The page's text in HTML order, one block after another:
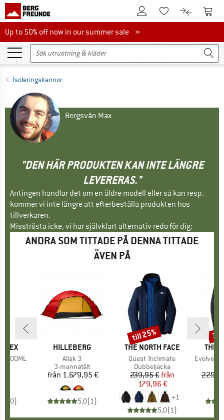
Till kundkontotTill minneslistan.
Till Till
Up to 50% off now in our summer sale
Up to 50% off now in our summer sale »
Isoleringskannor
Bergsvän Max
"DEN HÄR PRODUKTEN KAN INTE LÄNGRE
LEVERERAS."
Antingen handlar det om en äldre modell eller så kan resp.
kommer vi inte längre att efterbeställa produkten hos
tillverkaren.
Misströsta icke, vi har självklart alternativ redo för dig:
ANDRA SOM TITTADE PÅ DENNA TITTADE
ÄVEN PÅ
500ML
0)
VARUMÄRKE
HILLEBERG
Produkter
Allak 3
Produktgrupp
3-mannatält
Pris
från 1.679,95 €
5,0(1)
VARUMÄRKE
THE NORTH FACE
Produkter
Quest Triclimate
Produktgrupp
Dubbeljacka
Pris
239,95 €Reducerat pris
från
179,96 €
+1
5,0(1)
Rabatt
till 25%
THE
Produkter
Evolve II